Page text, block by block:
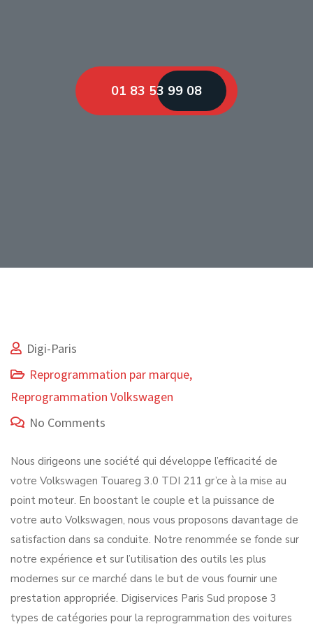
01 83 53 99 08
Digi-Paris
Reprogrammation par marque,
Reprogrammation Volkswagen
No Comments
Nous dirigeons une société qui développe l’efficacité de
votre Volkswagen Touareg 3.0 TDI 211 gr’ce à la mise au
point moteur. En boostant le couple et la puissance de
votre auto Volkswagen, nous vous proposons davantage de
satisfaction dans sa conduite. Notre renommée se fonde sur
notre expérience et sur l’utilisation des outils les plus
modernes sur ce marché dans le but de vous fournir une
prestation appropriée. Digiservices Paris Sud propose 3
types de catégories pour la reprogrammation des voitures